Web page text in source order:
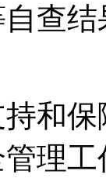
查
和
理